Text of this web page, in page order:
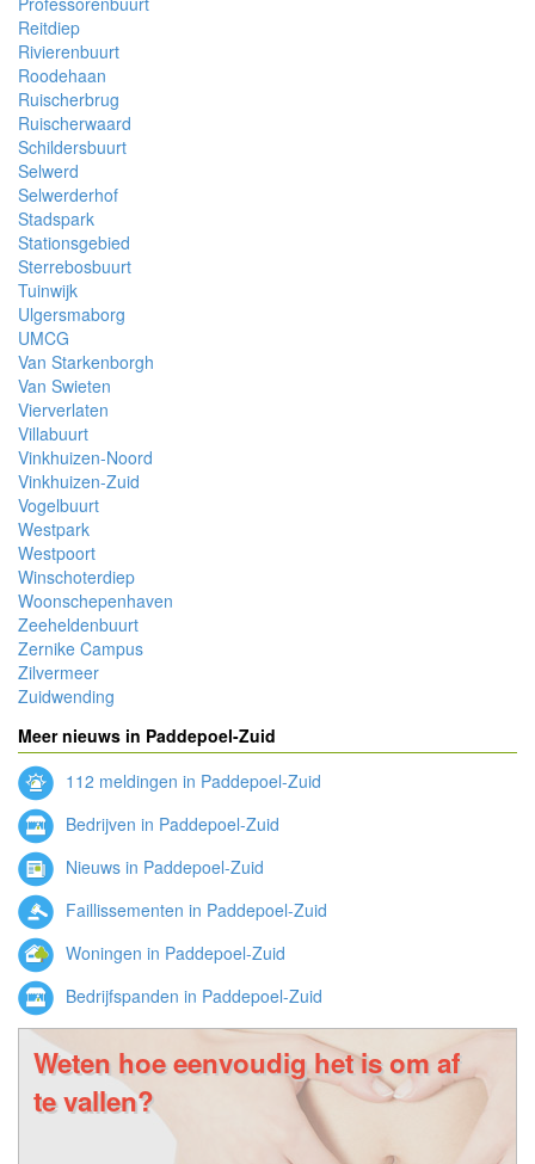
Reitdiep
Rivierenbuurt
Roodehaan
Ruischerbrug
Ruischerwaard
Schildersbuurt
Selwerd
Selwerderhof
Stadspark
Stationsgebied
Sterrebosbuurt
Tuinwijk
Ulgersmaborg
UMCG
Van Starkenborgh
Van Swieten
Vierverlaten
Villabuurt
Vinkhuizen-Noord
Vinkhuizen-Zuid
Vogelbuurt
Westpark
Westpoort
Winschoterdiep
Woonschepenhaven
Zeeheldenbuurt
Zernike Campus
Zilvermeer
Zuidwending
Meer nieuws in Paddepoel-Zuid
112 meldingen in Paddepoel-Zuid
Bedrijven in Paddepoel-Zuid
Nieuws in Paddepoel-Zuid
Faillissementen in Paddepoel-Zuid
Woningen in Paddepoel-Zuid
Bedrijfspanden in Paddepoel-Zuid
Weten hoe eenvoudig het is om af
te vallen?